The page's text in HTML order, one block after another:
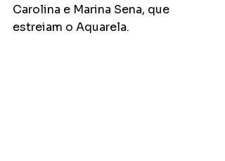
Carolina e Marina Sena, que
estreiam o Aquarela.